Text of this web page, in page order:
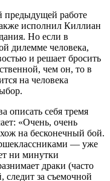
предыдущей работе
исполнил Киллиан
Но если в
дилемме человека,
и решает бросить
чем он, то в
на человека
описать себя тремя
«Очень, очень
на бесконечный бой.
— уже
ни минутки
драки (часто
следит за съемочной